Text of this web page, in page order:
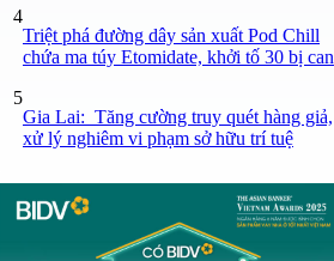
4
Triệt phá đường dây sản xuất Pod Chill
chứa ma túy Etomidate, khởi tố 30 bị can
5
Gia Lai: Tăng cường truy quét hàng giả,
xử lý nghiêm vi phạm sở hữu trí tuệ